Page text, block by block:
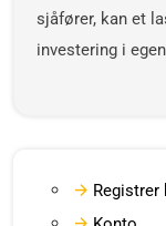
sjåfører, kan et
investering i